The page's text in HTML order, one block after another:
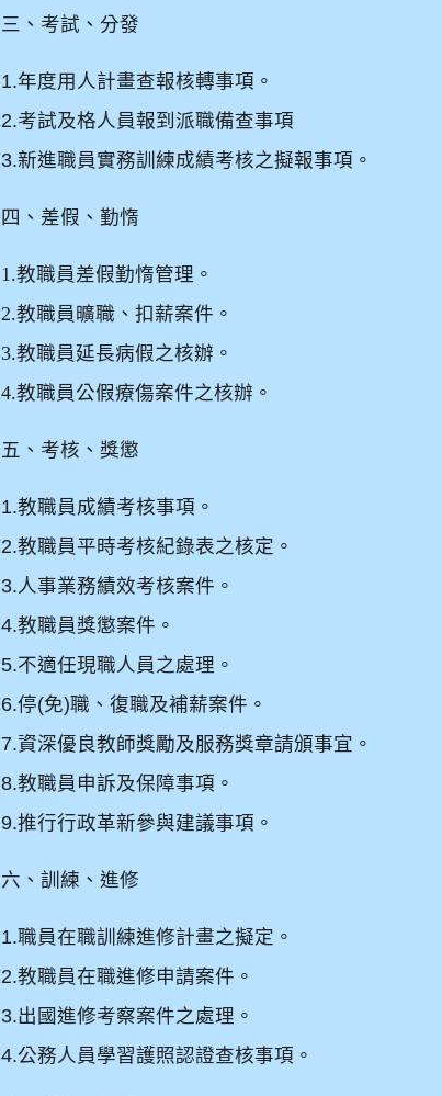
三、考試、分發
1.年度用人計畫查報核轉事項。
2.考試及格人員報到派職備查事項
3.新進職員實務訓練成績考核之擬報事項。
四、差假、勤惰
1.教職員差假勤惰管理。
2.教職員曠職、扣薪案件。
3.教職員延長病假之核辦。
4.教職員公假療傷案件之核辦。
五、考核、獎懲
1.教職員成績考核事項。
2.教職員平時考核紀錄表之核定。
3.人事業務績效考核案件。
4.教職員獎懲案件。
5.不適任現職人員之處理。
6.停(免)職、復職及補薪案件。
7.資深優良教師獎勵及服務獎章請頒事宜。
8.教職員申訴及保障事項。
9.推行行政革新參與建議事項。
六、訓練、進修
1.職員在職訓練進修計畫之擬定。
2.教職員在職進修申請案件。
3.出國進修考察案件之處理。
4.公務人員學習護照認證查核事項。